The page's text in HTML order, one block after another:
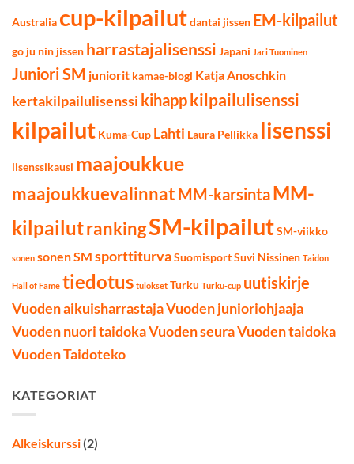
Australia cup-kilpailutdantai jissen EM-kilpailut
go ju nin jissen harrastajalisenssi Japani Jari Tuominen
Juniori SM juniorit kamae-blogi Katja Anoschkin
kertakilpailulisenssi kihappkilpailulisenssi
kilpailut Kuma-Cup Lahti Laura Pellikka lisenssi
lisenssikausi maajoukkue
maajoukkuevalinnat MM-karsintaMM-
kilpailutrankingSM-kilpailutSM-viikko
sonen sonen SM sporttiturvaSuomisportSuvi Nissinen Taidon
Hall of Fame tiedotus tulokset Turku Turku-cup uutiskirje
Vuoden aikuisharrastajaVuoden junioriohjaaja
Vuoden nuori taidokaVuoden seuraVuoden taidoka
Vuoden Taidoteko
KATEGORIAT
Alkeiskurssi (2)